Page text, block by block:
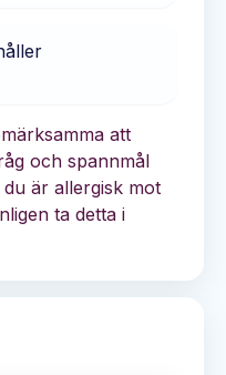
att
och spannmål
är allergisk mot
ta detta i